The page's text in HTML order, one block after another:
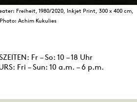
Freiheit, 1980/2020, Inkjet Print, 300 x 400 cm,
Photo: Achim Kukulies
Fr – So: 10 – 18 Uhr
Fri – Sun: 10 a.m. – 6 p.m.